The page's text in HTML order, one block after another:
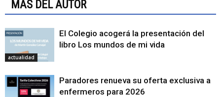
MÁS DEL AUTOR
actualidad
El Colegio acogerá la presentación del
libro Los mundos de mi vida
Paradores renueva su oferta exclusiva a
enfermeros para 2026